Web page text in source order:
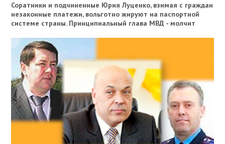
Соратники и подчиненные Юрия Луценко, взимая с граждан
незаконные платежи, вольготно жируют на паспортной
системе страны. Принципиальный глава МВД - молчит